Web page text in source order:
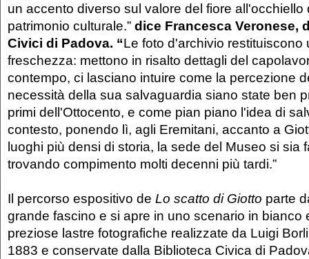
un accento diverso sul valore del fiore all'occhiello
patrimonio culturale.” dice Francesca Veronese,
Civici di Padova. “Le foto d'archivio restituiscono
freschezza: mettono in risalto dettagli del
contempo, ci lasciano intuire come la percezione
necessità della sua salvaguardia siano state ben
primi dell'Ottocento, e come pian piano l'idea di
contesto, ponendo lì, agli Eremitani, accanto a
luoghi più densi di storia, la sede del Museo si sia
trovando compimento molti decenni più tardi.”
Il percorso espositivo de Lo scatto di Giotto parte
grande fascino e si apre in uno scenario in bianco
preziose lastre fotografiche realizzate da Luigi
1883 e conservate dalla Biblioteca Civica di